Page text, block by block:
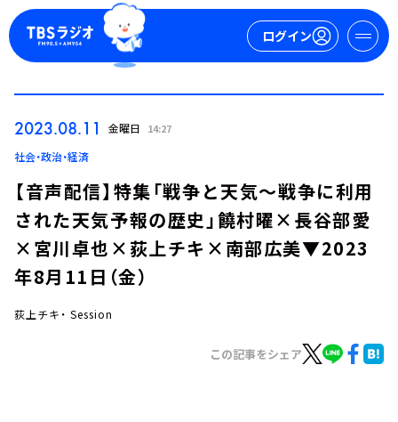
ログイン
今日の番組表
2023.08.11 金曜日 14:27
社会・政治・経済
【音声配信】特集「戦争と天気～戦争に利用
された天気予報の歴史」饒村曜×長谷部愛
×宮川卓也×荻上チキ×南部広美▼2023
年8月11日（金）
荻上チキ・ Session
この記事をシェア